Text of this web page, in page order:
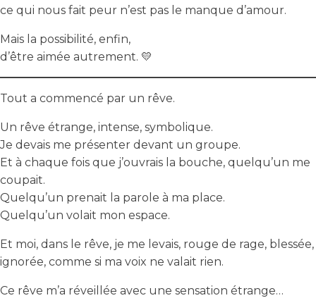
ce qui nous fait peur n’est pas le manque d’amour.
Mais la possibilité, enfin,
d’être aimée autrement. 💛
Tout a commencé par un rêve.
Un rêve étrange, intense, symbolique.
Je devais me présenter devant un groupe.
Et à chaque fois que j’ouvrais la bouche, quelqu’un me
coupait.
Quelqu’un prenait la parole à ma place.
Quelqu’un volait mon espace.
Et moi, dans le rêve, je me levais, rouge de rage, blessée,
ignorée, comme si ma voix ne valait rien.
Ce rêve m’a réveillée avec une sensation étrange…